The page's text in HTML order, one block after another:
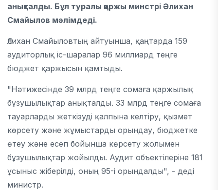
анықталды. Бұл туралы қаржы минстрі Әлихан
Смайылов мәлімдеді.
Әлихан Смайыловтың айтуынша, қаңтарда 159
аудиторлық іс-шаралар 96 миллиард теңге
бюджет қаржысын қамтыды.
"Нәтижесінде 39 млрд теңге сомаға қаржылық
бұзушылықтар анықталды. 33 млрд теңге сомаға
тауарларды жеткізуді қалпына келтіру, қызмет
көрсету және жұмыстарды орындау, бюджетке
өтеу және есеп бойынша көрсету жолымен
бұзушылықтар жойылды. Аудит объектілеріне 181
ұсыныс жіберілді, оның 95-і орындалды", - деді
министр.